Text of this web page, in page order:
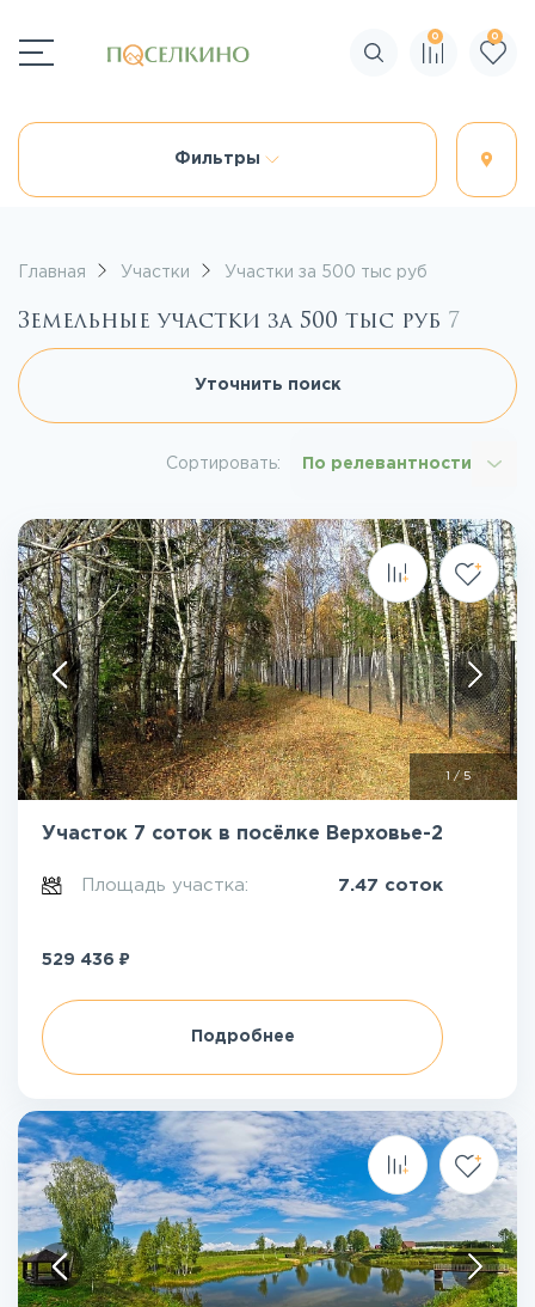
Поиск по сайту
0 0
Фильтры
Главная Участки Участки за 500 тыс руб
Земельные участки за 500 тыс руб 7
Уточнить поиск
Сортировать: По релевантности
1 /5
Участок 7 соток в посёлке Верховье-2
Площадь участка: 7.47 соток
529 436 ₽
Подробнее